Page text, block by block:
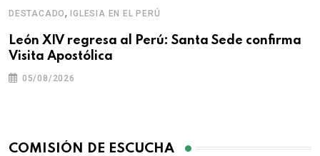
DESTACADO, IGLESIA EN EL PERÚ
León XIV regresa al Perú: Santa Sede confirma
Visita Apostólica
05/08/2026
COMISIÓN DE ESCUCHA